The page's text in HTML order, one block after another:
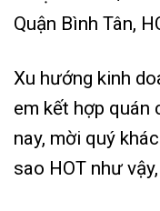
Quận Bình Tân,
Xu hướng kinh
em kết hợp quán
nay, mời quý
sao HOT như vậy,